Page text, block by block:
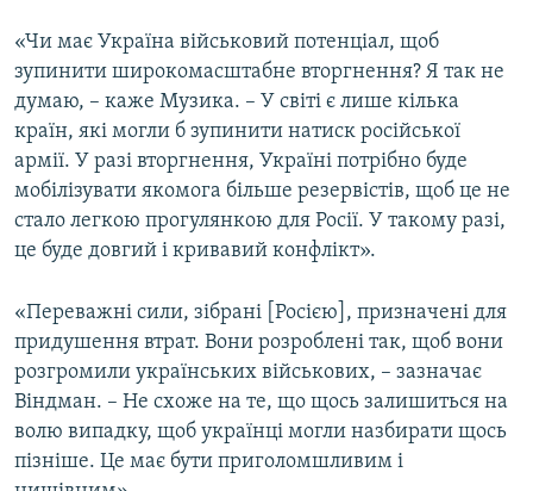
«Чи має Україна військовий потенціал, щоб
зупинити широкомасштабне вторгнення? Я так не
думаю, – каже Музика. – У світі є лише кілька
країн, які могли б зупинити натиск російської
армії. У разі вторгнення, Україні потрібно буде
мобілізувати якомога більше резервістів, щоб це не
стало легкою прогулянкою для Росії. У такому разі,
це буде довгий і кривавий конфлікт».
«Переважні сили, зібрані [Росією], призначені для
придушення втрат. Вони розроблені так, щоб вони
розгромили українських військових, – зазначає
Віндман. – Не схоже на те, що щось залишиться на
волю випадку, щоб українці могли назбирати щось
пізніше. Це має бути приголомшливим і